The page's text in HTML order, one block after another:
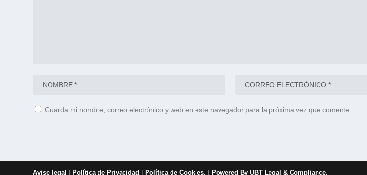
Guarda mi nombre, correo electrónico y web en este navegador para la próxima vez que comente.
Aviso legal |Política de Privacidad |Política de Cookies. |Powered By UBT Legal & Compliance.